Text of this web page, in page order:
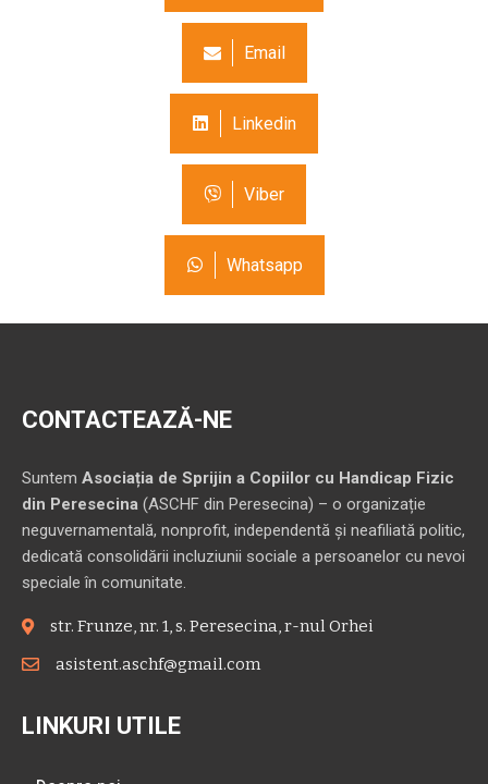
Email
Linkedin
Viber
Whatsapp
CONTACTEAZĂ-NE
Suntem Asociația de Sprijin a Copiilor cu Handicap Fizic
din Peresecina (ASCHF din Peresecina) – o organizație
neguvernamentală, nonprofit, independentă și neafiliată politic,
dedicată consolidării incluziunii sociale a persoanelor cu nevoi
speciale în comunitate.
str. Frunze, nr. 1, s. Peresecina, r-nul Orhei
asistent.aschf@gmail.com
LINKURI UTILE